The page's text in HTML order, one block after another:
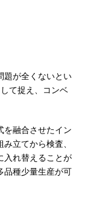
題が全くないとい
て捉え、コンベ
融合させたイン
立てから検査、
入れ替えることが
品種少量生産が可